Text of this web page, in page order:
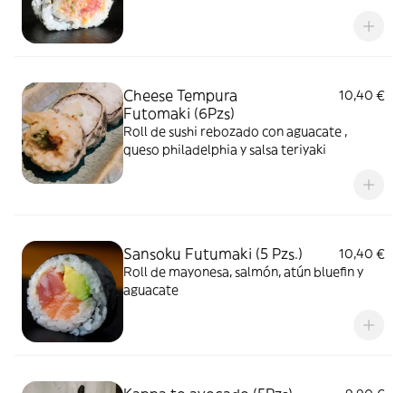
Cheese Tempura
Futomaki (6Pzs)
10,40 €
Roll de sushi rebozado con aguacate ,
queso philadelphia y salsa teriyaki
Sansoku Futumaki (5 Pzs.)
10,40 €
Roll de mayonesa, salmón, atún bluefin y
aguacate